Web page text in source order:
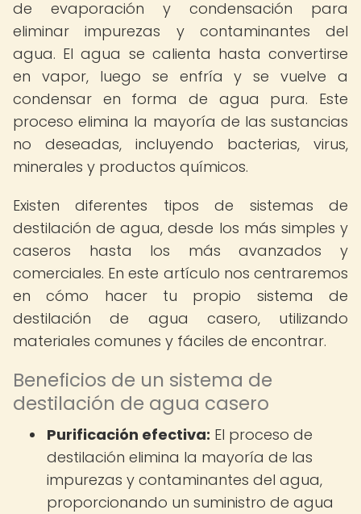
de evaporación y condensación para
eliminar impurezas y contaminantes del
agua. El agua se calienta hasta convertirse
en vapor, luego se enfría y se vuelve a
condensar en forma de agua pura. Este
proceso elimina la mayoría de las sustancias
no deseadas, incluyendo bacterias, virus,
minerales y productos químicos.
Existen diferentes tipos de sistemas de
destilación de agua, desde los más simples y
caseros hasta los más avanzados y
comerciales. En este artículo nos centraremos
en cómo hacer tu propio sistema de
destilación de agua casero, utilizando
materiales comunes y fáciles de encontrar.
Beneficios de un sistema de
destilación de agua casero
Purificación efectiva: El proceso de
destilación elimina la mayoría de las
impurezas y contaminantes del agua,
proporcionando un suministro de agua